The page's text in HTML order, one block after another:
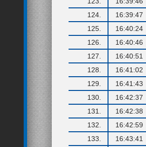
124.
16:39:47
125.
16:40:24
126.
16:40:46
127.
16:40:51
128.
16:41:02
129.
16:41:43
130.
16:42:37
131.
16:42:38
132.
16:42:59
133.
16:43:41